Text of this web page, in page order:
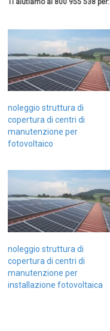
Ti aiutiamo al 800 955 538 per:
noleggio struttura di
copertura di centri di
manutenzione per
fotovoltaico
noleggio struttura di
copertura di centri di
manutenzione per
installazione fotovoltaica